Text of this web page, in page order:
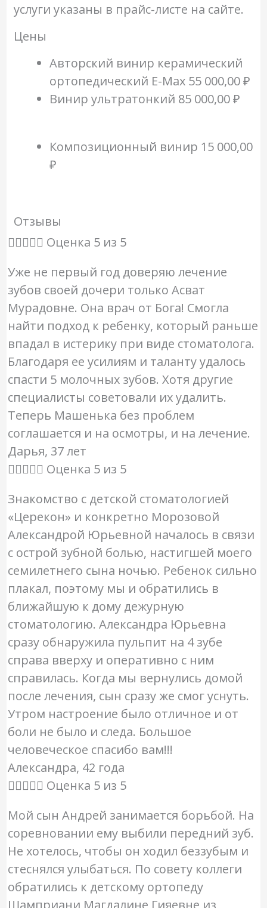
услуги указаны в прайс-листе на сайте.
Цены
Авторский винир керамический
ортопедический E-Max 55 000,00 ₽
Винир ультратонкий 85 000,00 ₽
Композиционный винир 15 000,00
₽
Отзывы
 Оценка 5 из 5
Уже не первый год доверяю лечение
зубов своей дочери только Асват
Мурадовне. Она врач от Бога! Смогла
найти подход к ребенку, который раньше
впадал в истерику при виде стоматолога.
Благодаря ее усилиям и таланту удалось
спасти 5 молочных зубов. Хотя другие
специалисты советовали их удалить.
Теперь Машенька без проблем
соглашается и на осмотры, и на лечение.
Дарья, 37 лет
 Оценка 5 из 5
Знакомство с детской стоматологией
«Церекон» и конкретно Морозовой
Александрой Юрьевной началось в связи
с острой зубной болью, настигшей моего
семилетнего сына ночью. Ребенок сильно
плакал, поэтому мы и обратились в
ближайшую к дому дежурную
стоматологию. Александра Юрьевна
сразу обнаружила пульпит на 4 зубе
справа вверху и оперативно с ним
справилась. Когда мы вернулись домой
после лечения, сын сразу же смог уснуть.
Утром настроение было отличное и от
боли не было и следа. Большое
человеческое спасибо вам!!!
Александра, 42 года
 Оценка 5 из 5
Мой сын Андрей занимается борьбой. На
соревновании ему выбили передний зуб.
Не хотелось, чтобы он ходил беззубым и
стеснялся улыбаться. По совету коллеги
обратились к детскому ортопеду
Шамприани Магдалине Гияевне из